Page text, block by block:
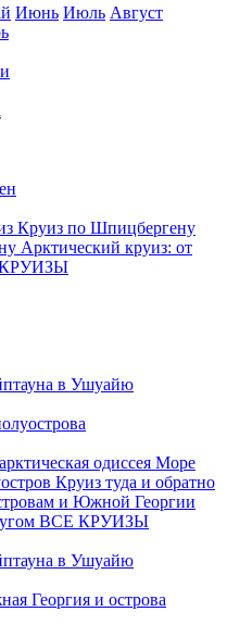
Июнь Июль Август
Круиз по Шпицбергену
Арктический круиз: от
в Ушуайю
одиссея Море
Круиз туда и обратно
и Южной Георгии
ВСЕ КРУИЗЫ
в Ушуайю
Георгия и острова